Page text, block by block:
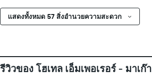
แสดงทั้งหมด 57 สิ่งอำนวยความสะดวก
รีวิวของ โฮเทล เอ็มเพอเรอร์ - มาเก๊า